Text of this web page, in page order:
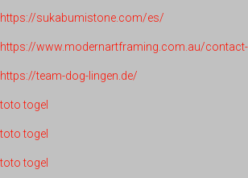
https://sukabumistone.com/es/
https://www.modernartframing.com.au/
https://team-dog-lingen.de/
toto togel
toto togel
toto togel